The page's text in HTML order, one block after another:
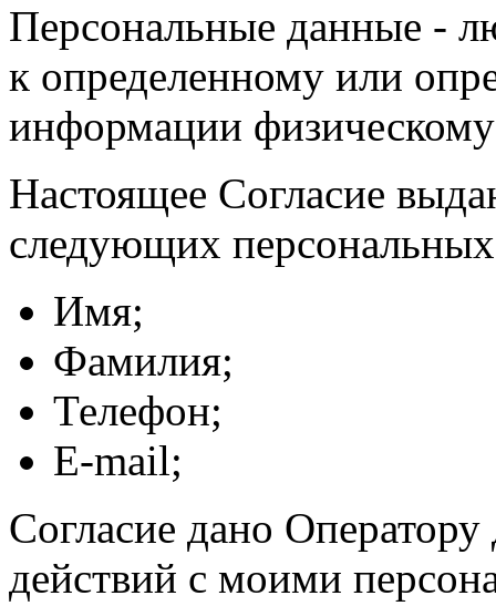
Персональные данные -
к определенному или
информации
Настоящее Согласие
следующих
Имя;
Фамилия;
Телефон;
E-mail;
Согласие дано
действий с моими